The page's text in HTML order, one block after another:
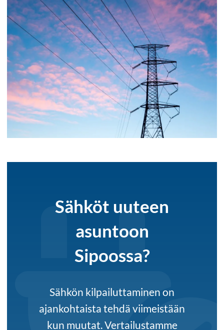
Sähköt uuteen
asuntoon
Sipoossa?
Sähkön kilpailuttaminen on
ajankohtaista tehdä viimeistään
kun muutat. Vertailustamme